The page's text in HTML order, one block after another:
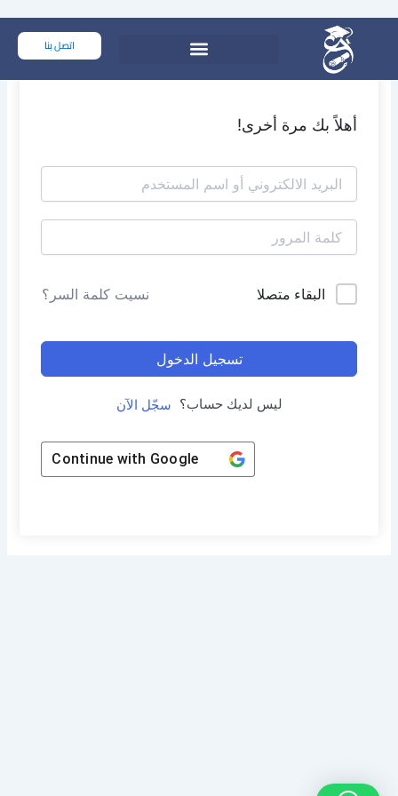
المحتوى
اتصل بنا
أهلاً بك مرة أخرى!
البقاء متصلا نسيت كلمة السر؟
تسجيل الدخول
ليس لديك حساب؟ سجّل الآن
Continue with Google